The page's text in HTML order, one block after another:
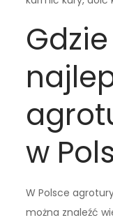
w
W Polsce
można znaleźć